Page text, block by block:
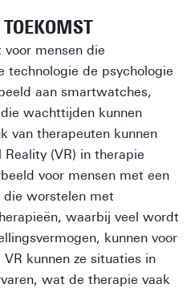
voor mensen die
technologie de psychologie
aan smartwatches,
wachttijden kunnen
van therapeuten kunnen
(VR) in therapie
voor mensen met een
worstelen met
waarbij veel wordt
kunnen voor
kunnen ze situaties in
wat de therapie vaak